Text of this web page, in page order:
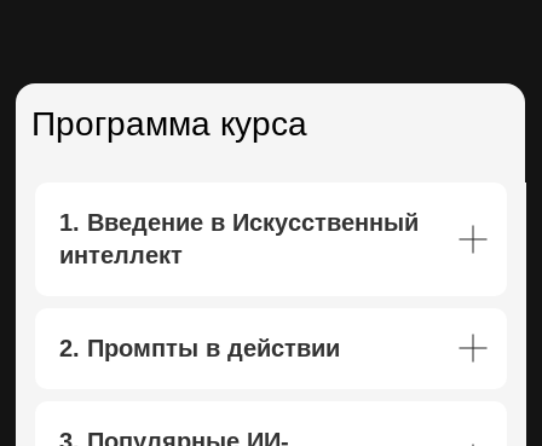
Программа курса
1. Введение в Искусственный
интеллект
2. Промпты в действии
3. Популярные ИИ-